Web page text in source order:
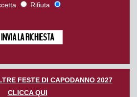
Rifiuta
FESTE DI CAPODANNO 2027
CLICCA QUI